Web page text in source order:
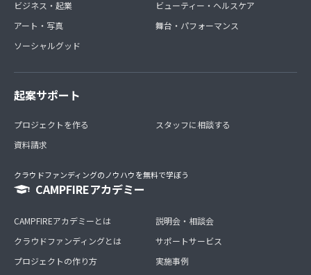
ビジネス・起業
アート・写真
ソーシャルグッド
ビューティー・ヘルスケア
舞台・パフォーマンス
起案サポート
プロジェクトを作る
資料請求
スタッフに相談する
クラウドファンディングのノウハウを無料で学ぼう
CAMPFIREアカデミー
CAMPFIREアカデミーとは
クラウドファンディングとは
プロジェクトの作り方
説明会・相談会
サポートサービス
実施事例